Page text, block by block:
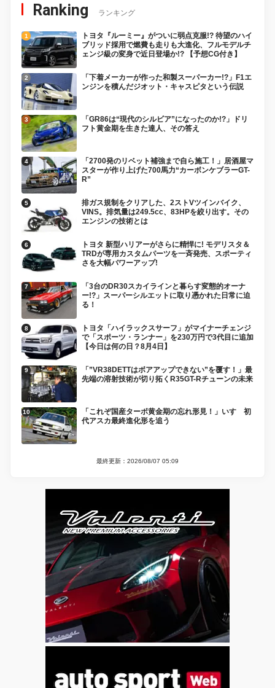
Ranking ランキング
トヨタ『ルーミー』がついに弱点克服!? 待望のハイ
ブリッド採用で燃費も走りも大進化、フルモデルチ
ェンジ級の変身で近日登場か!? 【予想CG付き】
「下着メーカーが作った和製スーパーカー!?」F1エ
ンジンを積んだジオット・キャスピタという伝説
「GR86は“現代のシルビア”になったのか!?」ドリ
フト黄金期を生きた達人、その答え
「2700発のリベット補強まで自ら施工！」居酒屋マ
スターが作り上げた700馬力“カーボンケブラーGT-
R”
排ガス規制をクリアした、2ストVツインバイク、
VINS。排気量は249.5cc、83HPを絞り出す。その
エンジンの技術とは
トヨタ 新型ハリアーがさらに精悍に! モデリスタ＆
TRDが専用カスタムパーツを一斉発売、スポーティ
さを大幅パワーアップ!
「3台のDR30スカイラインと暮らす変態的オーナ
ー!?」スーパーシルエットに取り憑かれた日常に迫
る！
トヨタ「ハイラックスサーフ」がマイナーチェンジ
で「スポーツ・ランナー」を230万円で3代目に追加
【今日は何の日？8月4日】
「”VR38DETTはボアアップできない”を覆す！」最
先端の溶射技術が切り拓くR35GT-Rチューンの未来
「これぞ国産ターボ黄金期の忘れ形見！」いすゞ初
代アスカ最終進化形を追う
最終更新：2026/08/07 05:09